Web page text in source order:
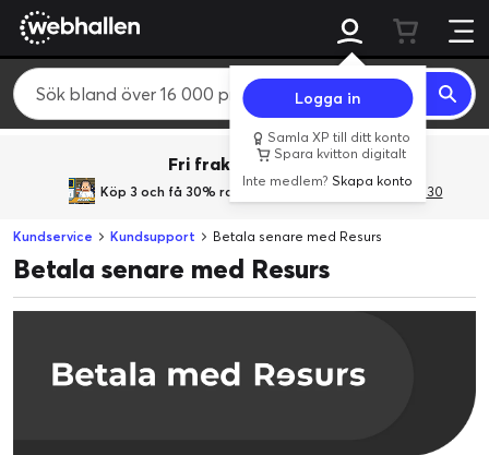
Logga in
Samla XP till ditt konto
Spara kvitton digitalt
Inte medlem?Skapa konto
Fri frakt över 800 kr.
Köp 3 och få 30% rabatt med rabattkoden 3Gives30
Kundservice Kundsupport Betala senare med Resurs
Betala senare med Resurs